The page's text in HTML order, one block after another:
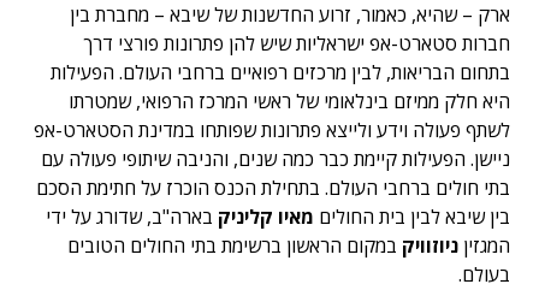
ארק – שהיא, כאמור, זרוע החדשנות של שיבא – מחברת בין
חברות סטארט-אפ ישראליות שיש להן פתרונות פורצי דרך
בתחום הבריאות, לבין מרכזים רפואיים ברחבי העולם. הפעילות
היא חלק ממיזם בינלאומי של ראשי המרכז הרפואי, שמטרתו
לשתף פעולה וידע ולייצא פתרונות שפותחו במדינת הסטארט-אפ
ניישן. הפעילות קיימת כבר כמה שנים, והניבה שיתופי פעולה עם
בתי חולים ברחבי העולם. בתחילת הכנס הוכרז על חתימת הסכם
בין שיבא לבין בית החולים מאיו קליניק בארה"ב, שדורג על ידי
המגזין ניוזוויק במקום הראשון ברשימת בתי החולים הטובים
בעולם.